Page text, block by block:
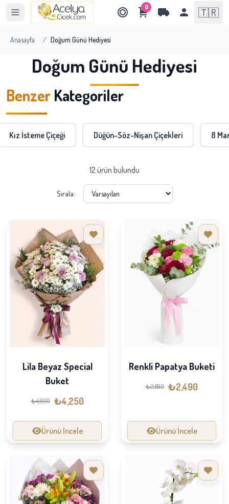
0 🇹🇷
Anasayfa / Doğum Günü Hediyesi
Doğum Günü Hediyesi
Benzer Kategoriler
Kız İsteme Çiçeği Düğün-Söz-Nişan Çiçekleri 8
12 ürün bulundu
Sırala:
Lila Beyaz Special
Buket
₺4,900 ₺4,250
Ürünü İncele
Renkli Papatya Buketi
₺2,690 ₺2,490
Ürünü İncele